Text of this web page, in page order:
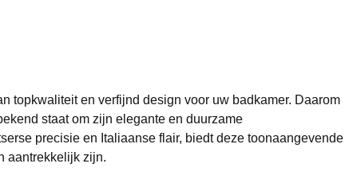
topkwaliteit en verfijnd design voor uw badkamer. Daarom
staat om zijn elegante en duurzame
precisie en Italiaanse flair, biedt deze toonaangevende
aantrekkelijk zijn.